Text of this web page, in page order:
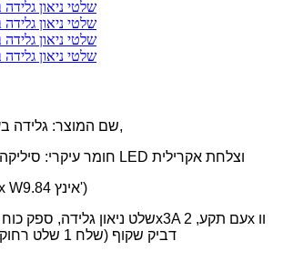
שם המוצר: גלידה בעבודת יד שלטי ניאון,
חומר עיקרי: סיליקה ג'ל צינור גמיש ניאון LED וצלחת אקרילית
גודל: H19.68 אינץ' x W9.84 אינץ')
דביק שקוף (שלח 1 שלט רחוק בחינם לעמעום קל)